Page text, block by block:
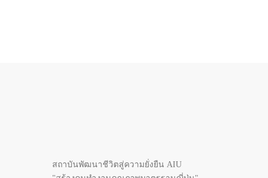
สถาบันพัฒนาชีวิตสู่ความยั่งยืน AIU